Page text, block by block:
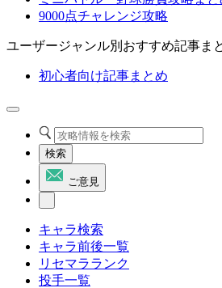
9000点チャレンジ攻略
ユーザージャンル別おすすめ記事ま
初心者向け記事まとめ
検索
ご意見
キャラ検索
キャラ前後一覧
リセマラランク
投手一覧